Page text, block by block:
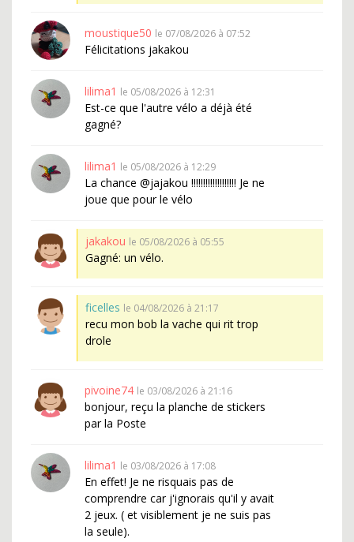
moustique50 le 07/08/2026 à 07:52
Félicitations jakakou
lilima1 le 05/08/2026 à 12:31
Est-ce que l'autre vélo a déjà été
gagné?
lilima1 le 05/08/2026 à 12:29
La chance @jajakou !!!!!!!!!!!!!!!!!!! Je ne
joue que pour le vélo
jakakou le 05/08/2026 à 05:55
Gagné: un vélo.
ficelles le 04/08/2026 à 21:17
recu mon bob la vache qui rit trop
drole
pivoine74 le 03/08/2026 à 21:16
bonjour, reçu la planche de stickers
par la Poste
lilima1 le 03/08/2026 à 17:08
En effet! Je ne risquais pas de
comprendre car j'ignorais qu'il y avait
2 jeux. ( et visiblement je ne suis pas
la seule).